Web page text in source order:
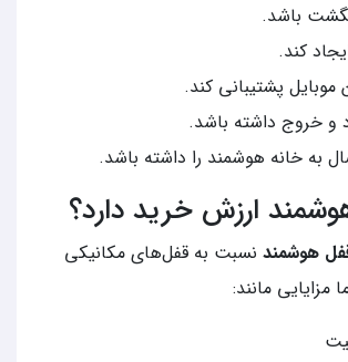
باشد.
کند.
موبایل پشتیبانی کند.
و خروج داشته باشد.
به خانه هوشمند را داشته باشد.
ارزش خرید دارد؟
هوشمند نسبت به قفل‌های مکانیکی
مزایایی مانند: